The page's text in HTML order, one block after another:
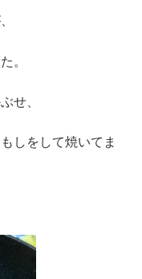
。
せ、
しをして焼いてま